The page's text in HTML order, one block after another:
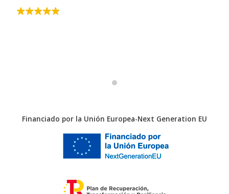
Financiado por la Unión Europea-Next Generation EU